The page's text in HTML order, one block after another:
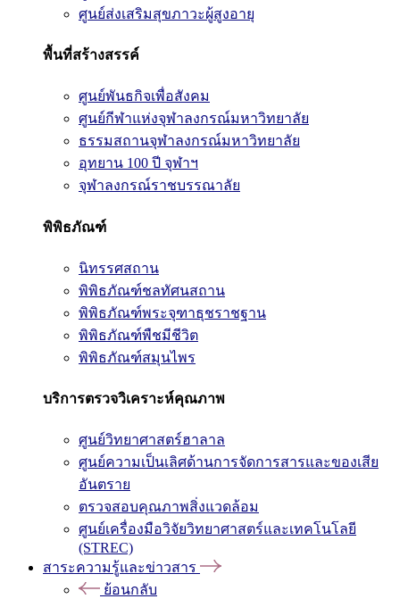
ศูนย์ส่งเสริมสุขภาวะผู้สูงอายุ
พื้นที่สร้างสรรค์
ศูนย์พันธกิจเพื่อสังคม
ศูนย์กีฬาแห่งจุฬาลงกรณ์มหาวิทยาลัย
ธรรมสถานจุฬาลงกรณ์มหาวิทยาลัย
อุทยาน 100 ปี จุฬาฯ
จุฬาลงกรณ์ราชบรรณาลัย
พิพิธภัณฑ์
นิทรรศสถาน
พิพิธภัณฑ์ชลทัศนสถาน
พิพิธภัณฑ์พระจุฑาธุชราชฐาน
พิพิธภัณฑ์พืชมีชีวิต
พิพิธภัณฑ์สมุนไพร
บริการตรวจวิเคราะห์คุณภาพ
ศูนย์วิทยาศาสตร์ฮาลาล
ศูนย์ความเป็นเลิศด้านการจัดการสารและของเสีย
อันตราย
ตรวจสอบคุณภาพสิ่งแวดล้อม
ศูนย์เครื่องมือวิจัยวิทยาศาสตร์และเทคโนโลยี
(STREC)
สาระความรู้และข่าวสาร
ย้อนกลับ